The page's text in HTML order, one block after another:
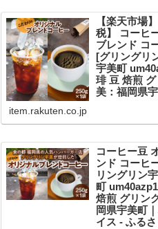
【楽天市場
税】 コーヒ
ブレンド コ
[グリングリ
宇美町
琲 豆 焙煎
美：福岡県
ジナルブレンド
item.rakuten.co.jp
コーヒー豆
ンド コーヒ
リングリン
町
焙煎 グリン
岡県宇美町
イス - ふる